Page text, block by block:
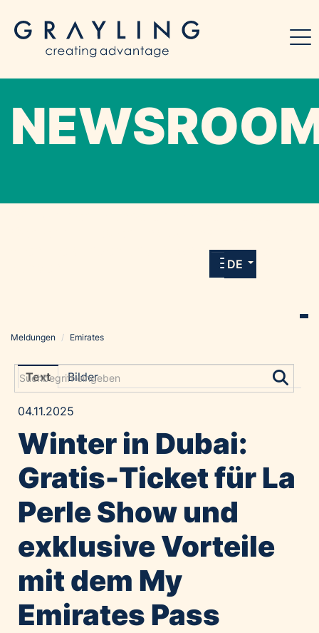
allen Meldungen und Downloads unserer
DE
Grayling Agentur
Amadeus Austrian Music Awards
Bolt
Constantia Flexibles
Costa Kreuzfahrten
Emirates
Expo 2025 Osaka
GE HealthCare
Meldungen / Emirates
Text Bilder
04.11.2025
Winter in Dubai:
Gratis-Ticket für La
Perle Show und
exklusive Vorteile
mit dem My
Emirates Pass